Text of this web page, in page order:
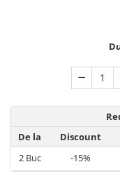
Telecomenzi TCL
Telecomenzi
Telecomenzi Teletech
Telecomenzi Tesla
De la
Discount
2Buc -15%